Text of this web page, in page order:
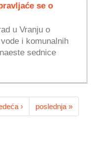
se o
u Vranju o
i komunalnih
sednice
› poslednja »